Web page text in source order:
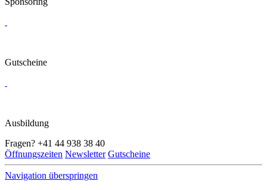
Gutscheine
Ausbildung
Fragen? +41 44 938 38 40
Öffnungszeiten Newsletter Gutscheine
Navigation überspringen